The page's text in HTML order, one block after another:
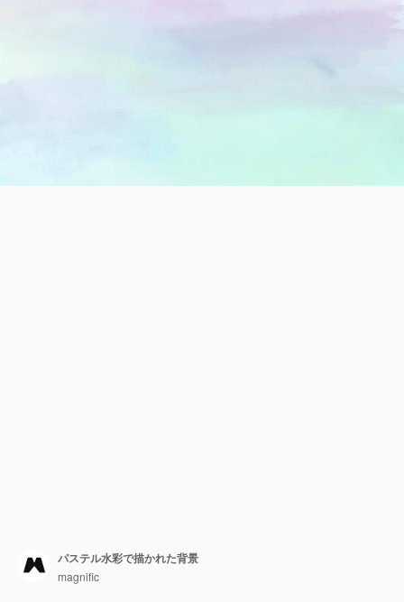
パステル水彩で描かれた背景
magnific